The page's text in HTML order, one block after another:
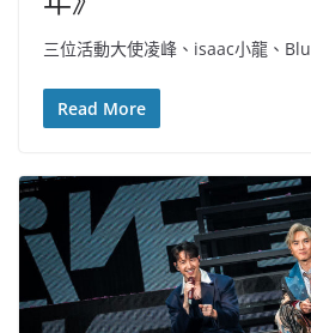
三位活動大使凌峰、isaac小龍、Blu
Read More